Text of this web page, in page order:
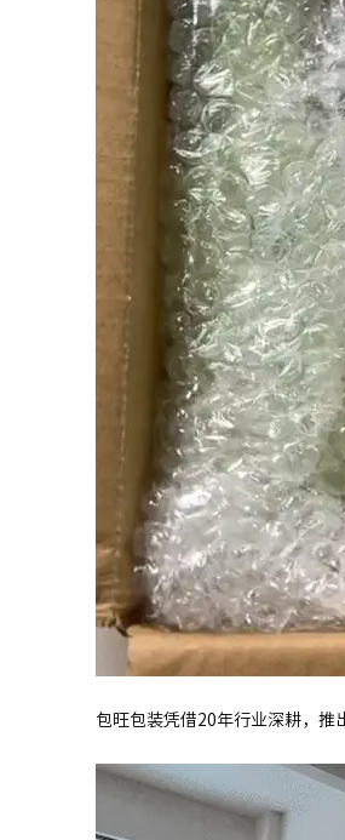
包旺包装凭借20年行业深耕，